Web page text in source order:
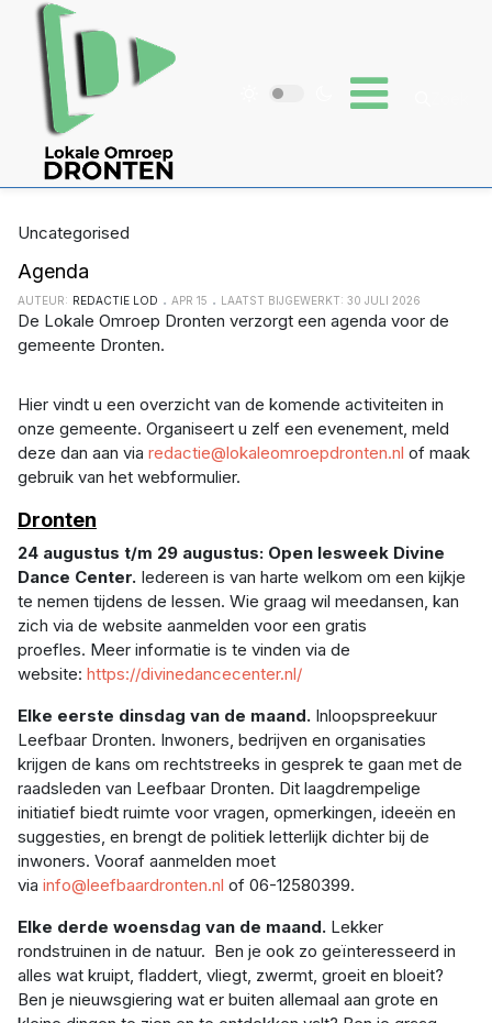
Uncategorised
Agenda
AUTEUR: REDACTIE LOD APR 15 LAATST BIJGEWERKT: 30 JULI 2026
De Lokale Omroep Dronten verzorgt een agenda voor de
gemeente Dronten.
Hier vindt u een overzicht van de komende activiteiten in
onze gemeente. Organiseert u zelf een evenement, meld
deze dan aan via redactie@lokaleomroepdronten.nl of maak
gebruik van het webformulier.
Dronten
24 augustus t/m 29 augustus: Open lesweek Divine
Dance Center. Iedereen is van harte welkom om een kijkje
te nemen tijdens de lessen. Wie graag wil meedansen, kan
zich via de website aanmelden voor een gratis
proefles. Meer informatie is te vinden via de
website: https://divinedancecenter.nl/
Elke eerste dinsdag van de maand. Inloopspreekuur
Leefbaar Dronten. Inwoners, bedrijven en organisaties
krijgen de kans om rechtstreeks in gesprek te gaan met de
raadsleden van Leefbaar Dronten. Dit laagdrempelige
initiatief biedt ruimte voor vragen, opmerkingen, ideeën en
suggesties, en brengt de politiek letterlijk dichter bij de
inwoners. Vooraf aanmelden moet
via info@leefbaardronten.nl of 06-12580399.
Elke derde woensdag van de maand. Lekker
rondstruinen in de natuur. Ben je ook zo geïnteresseerd in
alles wat kruipt, fladdert, vliegt, zwermt, groeit en bloeit?
Ben je nieuwsgiering wat er buiten allemaal aan grote en